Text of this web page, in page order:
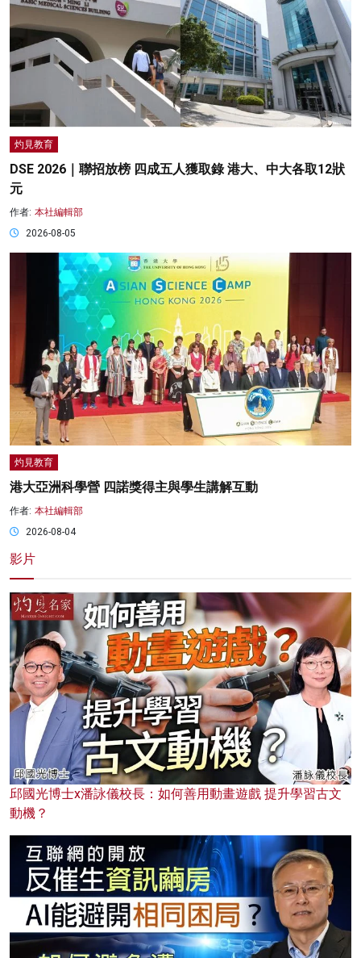
灼見教育
DSE 2026｜聯招放榜 四成五人獲取錄 港大、中大各取12狀
元
作者: 本社編輯部
2026-08-05
灼見教育
港大亞洲科學營 四諾獎得主與學生講解互動
作者: 本社編輯部
2026-08-04
影片
邱國光博士x潘詠儀校長：如何善用動畫遊戲 提升學習古文
動機？